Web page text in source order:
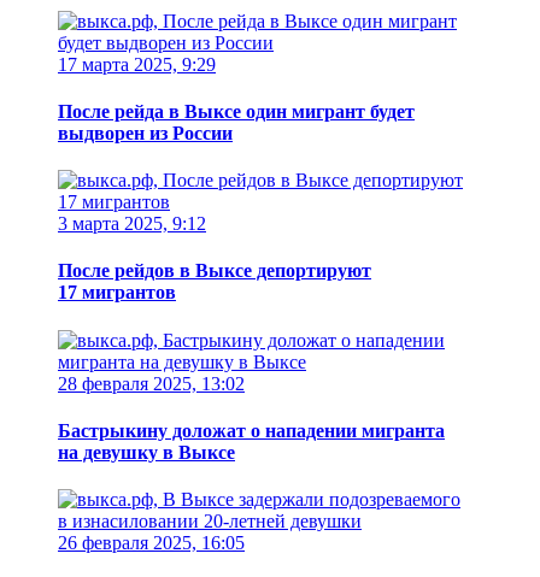
17 марта 2025, 9:29
После рейда в Выксе один мигрант будет
выдворен из России
3 марта 2025, 9:12
После рейдов в Выксе депортируют
17 мигрантов
28 февраля 2025, 13:02
Бастрыкину доложат о нападении мигранта
на девушку в Выксе
26 февраля 2025, 16:05